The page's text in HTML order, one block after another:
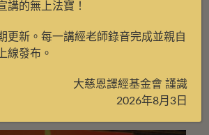
講的無上法寶！
更新。每一講經老師錄音完成並親自
線發布。
大慈恩譯經基金會 謹識
2026年8月3日